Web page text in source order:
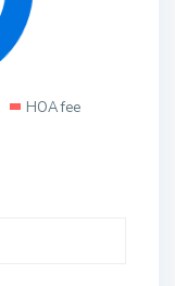
HOA fee